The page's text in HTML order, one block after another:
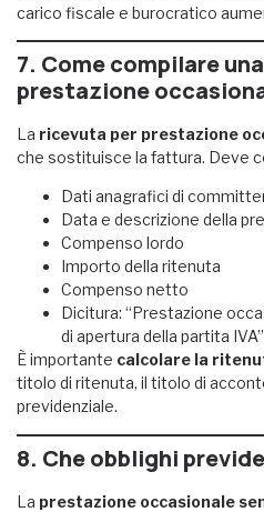
carico fiscale e burocratico
7. Come compilare
prestazione
La ricevuta per prestazione
che sostituisce la fattura. Deve
Dati anagrafici di
Data e descrizione della
Compenso lordo
Importo della ritenuta
Compenso netto
Dicitura: “Prestazione
di apertura della partita IVA”
È importante calcolare la
titolo di ritenuta, il titolo di
previdenziale.
8. Che obblighi
La prestazione occasionale